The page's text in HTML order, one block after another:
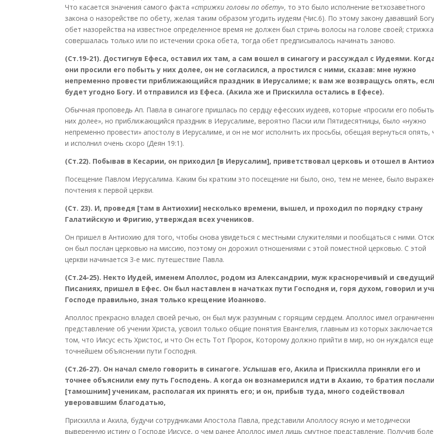
Что касается значения самого факта«стрижки головы по обету», то это было исполнение ветхозаветного
закона о назорействе по обету, желая таким образом угодить иудеям (Чис.6). По этому закону дававший
обет назорейства на известное определенное время не должен был стричь волосы на голове своей; стрижка
совершалась только или по истечении срока обета, тогда обет предписывалось начинать заново.
(Ст.19-21). Достигнув Ефеса, оставил их там, а сам вошел в синагогу и рассуждал с Иудеями.
они просили его побыть у них долее, он не согласился, а простился с ними, сказав: мне нужно
непременно провести приближающийся праздник в Иерусалиме; к вам же возвращусь опять,
будет угодно Богу. И отправился из Ефеса. (Акила же и Прискилла остались в Ефесе).
Обычная проповедь Ап. Павла в синагоге пришлась по сердцу ефесских иудеев, которые «просили его
них долее», но приближающийся праздник в Иерусалиме, вероятно Пасхи или Пятидесятницы, было «нужно
непременно провести» апостолу в Иерусалиме, и он не мог исполнить их просьбы, обещая вернуться опять,
и исполнил очень скоро (Деян 19:1).
(Ст.22). Побывав в Кесарии, он приходил [в Иерусалим], приветствовал церковь и отошел в
Посещение Павлом Иерусалима. Каким бы кратким это посещение ни было, оно, тем не менее, было
почтения к первой церкви.
(Ст. 23). И, проведя [там в Антиохии] несколько времени, вышел, и проходил по порядку страну
Галатийскую и Фригию, утверждая всех учеников.
Он пришел в Антиохию для того, чтобы снова увидеться с местными служителями и пообщаться с ними.
он был послан церковью на миссию, поэтому он дорожил отношениями с этой поместной церковью. С этой
церкви начинается 3-е мис. путешествие Павла.
(Ст.24-25). Некто Иудей, именем Аполлос, родом из Александрии, муж красноречивый и
Писаниях, пришел в Ефес. Он был наставлен в начатках пути Господня и, горя духом, говорил и
Господе правильно, зная только крещение Иоанново.
Аполлос прекрасно владел своей речью, он был муж разумным с горящим сердцем. Аполлос имел
представление об учении Христа, усвоил только общие понятия Евангелия, главным из которых
том, что Иисус есть Христос, и что Он есть Тот Пророк, Которому должно прийти в мир, но он нуждался
точнейшем объяснении пути Господня.
(Ст.26-27). Он начал смело говорить в синагоге. Услышав его, Акила и Прискилла приняли его и
точнее объяснили ему путь Господень. А когда он вознамерился идти в Ахаию, то братия
[тамошним] ученикам, располагая их принять его; и он, прибыв туда, много содействовал
уверовавшим благодатью,
Прискилла и Акила, будучи сотрудниками Апостола Павла, представили Аполлосу ясную и методически
выверенную истину о Господе Иисусе, о чем ранее Аполлос имел лишь смутное представление. Получив